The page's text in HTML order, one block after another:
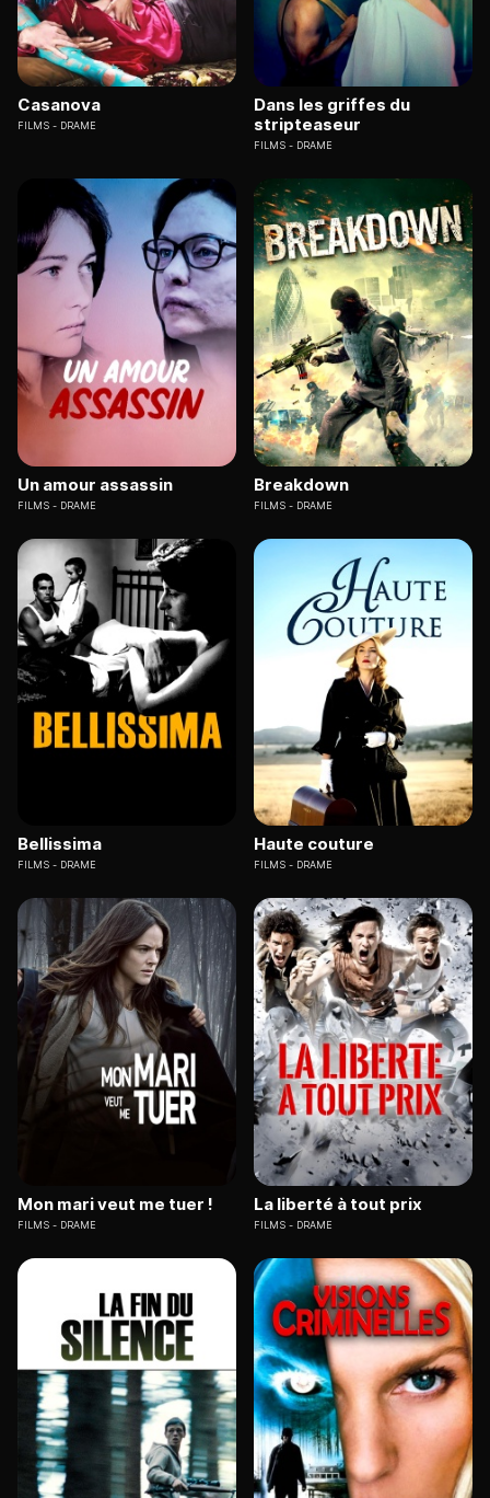
Casanova
FILMS DRAME
Dans les griffes du
stripteaseur
FILMS DRAME
Un amour assassin
FILMS DRAME
Breakdown
FILMS DRAME
Bellissima
FILMS DRAME
Haute couture
FILMS DRAME
Mon mari veut me tuer !
FILMS DRAME
La liberté à tout prix
FILMS DRAME